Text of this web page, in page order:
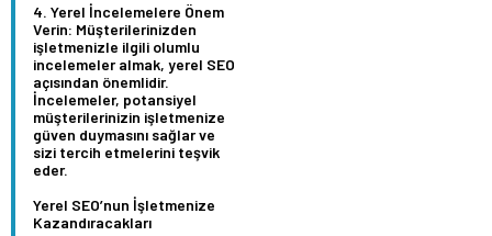
Yerel İncelemelere Önem
Verin: Müşterilerinizden
işletmenizle ilgili olumlu
incelemeler almak, yerel SEO
açısından önemlidir.
İncelemeler, potansiyel
müşterilerinizin işletmenize
güven duymasını sağlar ve
sizi tercih etmelerini teşvik
eder.
Yerel SEO’nun İşletmenize
Kazandıracakları